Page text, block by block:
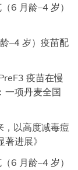
6 月龄–4 岁）
–4 岁）疫苗配
疫苗在慢
一项丹麦全国
，以高度减毒痘
著进展》
6 月龄–4 岁）